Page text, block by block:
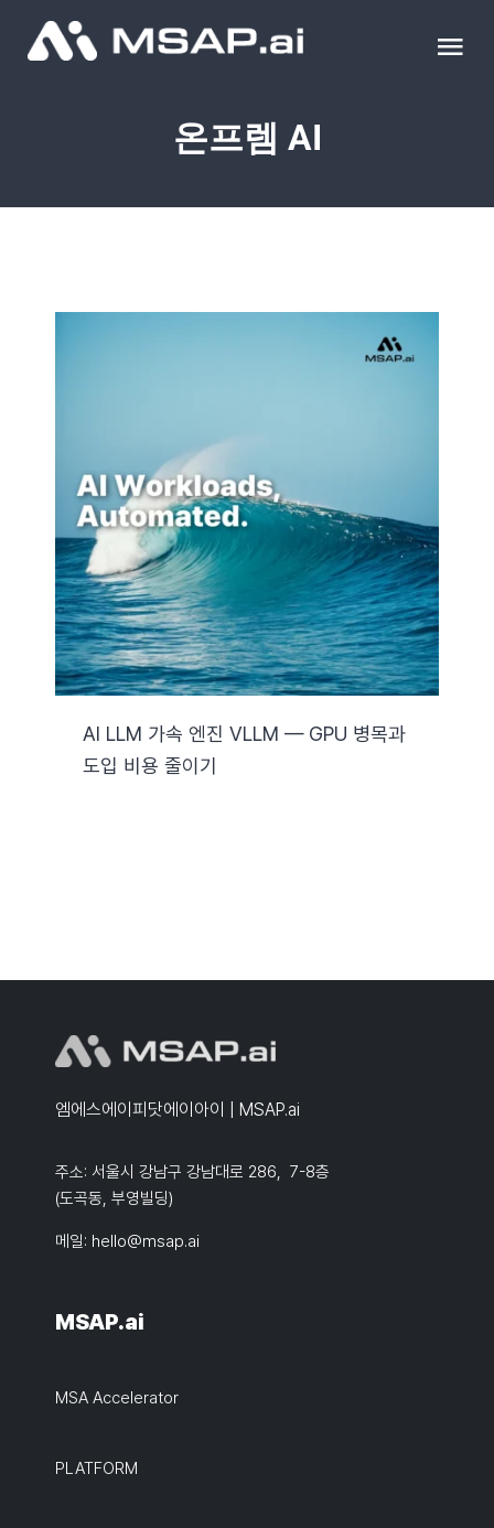
조달물품
블로그
자료실
기술지원
Search
온프렘 AI
AI LLM 가속 엔진 VLLM — GPU 병목과
도입 비용 줄이기
엠에스에이피닷에이아이 | MSAP.ai
주소: 서울시 강남구 강남대로 286, 7-8층
(도곡동, 부영빌딩)
메일: hello@msap.ai
MSAP.ai
MSA Accelerator
PLATFORM